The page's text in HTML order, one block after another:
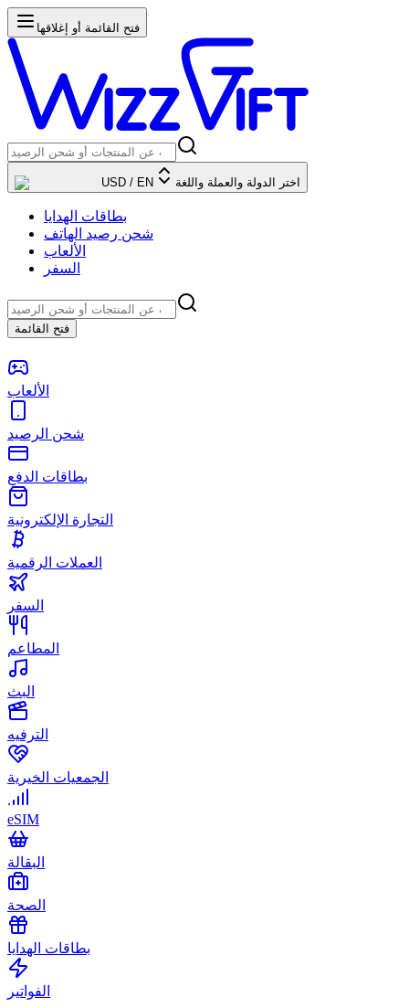
فتح القائمة أو إغلاقها
USD / EN اختر الدولة والعملة واللغة
بطاقات الهدايا
شحن رصيد الهاتف
الألعاب
السفر
فتح القائمة
الألعاب
شحن الرصيد
بطاقات الدفع
التجارة الإلكترونية
العملات الرقمية
السفر
المطاعم
البث
الترفيه
الجمعيات الخيرية
eSIM
البقالة
الصحة
بطاقات الهدايا
الفواتير